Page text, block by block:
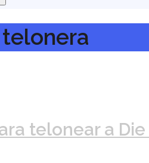
telonera
telonear a